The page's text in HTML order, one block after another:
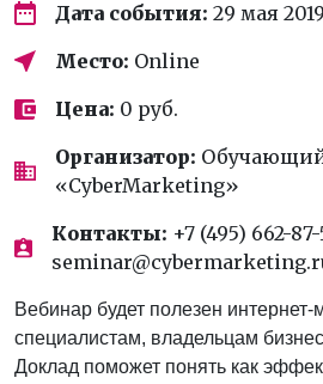
Дата события: 29 мая
Место: Online
Цена: 0 руб.
Организатор:
«CyberMarketing»
Контакты: +7 (495) 662-
Вебинар будет полезен интернет-
специалистам, владельцам
Доклад поможет понять как